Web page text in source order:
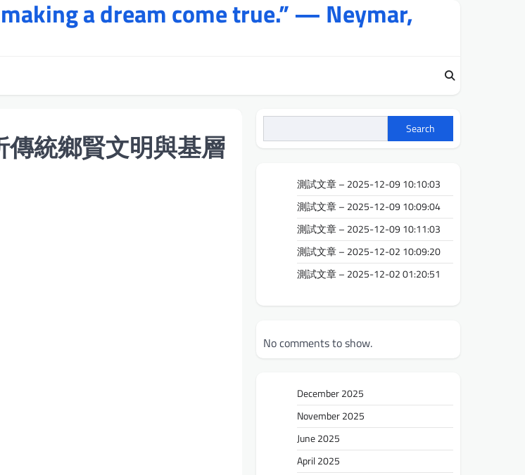
a dream come true.” — Neymar,
統鄉賢文明與基層
Search
測試文章 – 2025-12-09 10:10:03
測試文章 – 2025-12-09 10:09:04
測試文章 – 2025-12-09 10:11:03
測試文章 – 2025-12-02 10:09:20
測試文章 – 2025-12-02 01:20:51
No comments to show.
December 2025
November 2025
June 2025
April 2025